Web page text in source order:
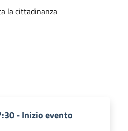
la cittadinanza
- Inizio evento